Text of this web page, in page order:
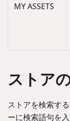
MY ASSETS
ストア
ストアを検索す
ーに検索語句を